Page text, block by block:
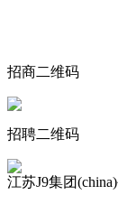
招商二维码
招聘二维码
江苏J9集团